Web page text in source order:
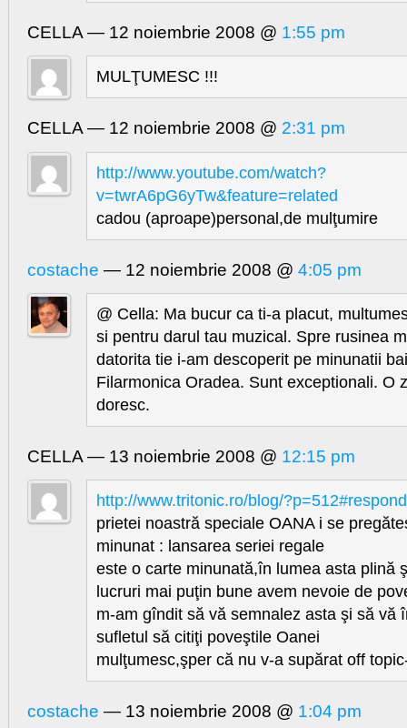
CELLA — 12 noiembrie 2008 @ 1:55 pm
MULŢUMESC !!!
CELLA — 12 noiembrie 2008 @ 2:31 pm
http://www.youtube.com/watch?
v=twrA6pG6yTw&feature=related
cadou (aproape)personal,de mulţumire
costache — 12 noiembrie 2008 @ 4:05 pm
@ Cella: Ma bucur ca ti-a placut,
si pentru darul tau muzical. Spre rusinea
datorita tie i-am descoperit pe minunatii
Filarmonica Oradea. Sunt exceptionali. O
doresc.
CELLA — 13 noiembrie 2008 @ 12:15 pm
http://www.tritonic.ro/blog/?p=512#respond
prietei noastră speciale OANA i se
minunat : lansarea seriei regale
este o carte minunată,în lumea asta plină
lucruri mai puţin bune avem nevoie de
m-am gîndit să vă semnalez asta şi să vă
sufletul să citiţi poveştile Oanei
mulţumesc,şper că nu v-a supărat off
costache — 13 noiembrie 2008 @ 1:04 pm